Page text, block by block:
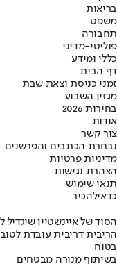
בריאות
משפט
תחבורה
פוליטי-מדיני
כללי ומידע
דף הבית
זמני כניסת וצאת שבת
מגזין השבוע
בחירות 2026
אודות
צור קשר
נבחרת הכתבים והפרשנים
מדיניות פרטיות
הצהרת נגישות
תנאי שימוש
כדאילהכיר
הסוד של איינשטיין
הריבית דריבית עובדת
בטוח
בשיתוף מנורה מבטחים